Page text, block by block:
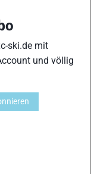
der mit
ski.de mit
und völlig